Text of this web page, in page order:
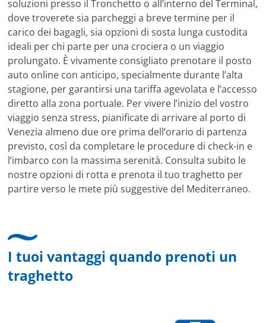
soluzioni presso il Tronchetto o all’interno del Terminal,
dove troverete sia parcheggi a breve termine per il
carico dei bagagli, sia opzioni di sosta lunga custodita
ideali per chi parte per una crociera o un viaggio
prolungato. È vivamente consigliato prenotare il posto
auto online con anticipo, specialmente durante l’alta
stagione, per garantirsi una tariffa agevolata e l’accesso
diretto alla zona portuale. Per vivere l’inizio del vostro
viaggio senza stress, pianificate di arrivare al porto di
Venezia almeno due ore prima dell’orario di partenza
previsto, così da completare le procedure di check-in e
l’imbarco con la massima serenità. Consulta subito le
nostre opzioni di rotta e prenota il tuo traghetto per
partire verso le mete più suggestive del Mediterraneo.
I tuoi vantaggi quando prenoti un
traghetto